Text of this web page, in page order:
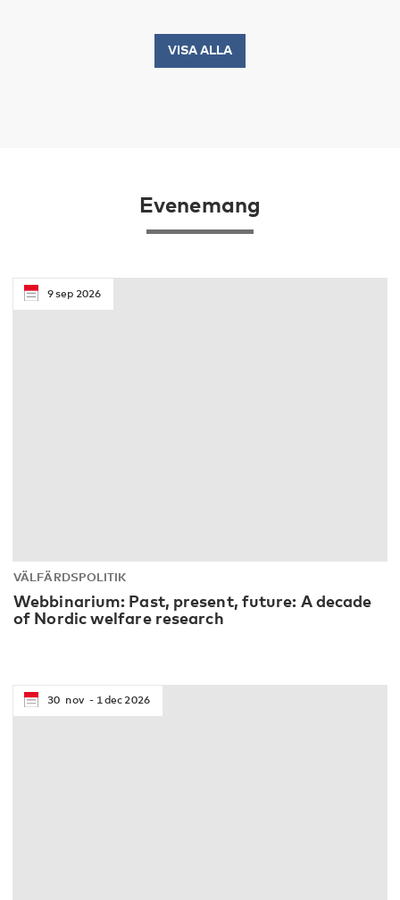
VISA ALLA
Evenemang
9sep 2026
VÄLFÄRDSPOLITIK
Webbinarium: Past, present, future: A decade
of Nordic welfare research
30 nov 1dec 2026